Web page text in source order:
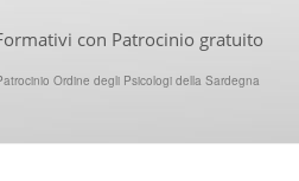
con Patrocinio gratuito
Ordine degli Psicologi della Sardegna